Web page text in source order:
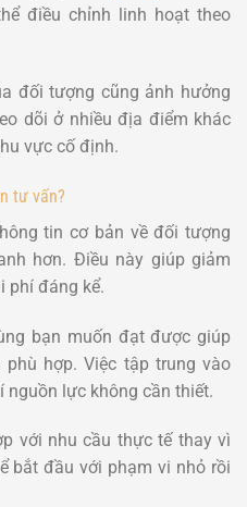
điều chỉnh linh hoạt theo
đối tượng cũng ảnh hưởng
dõi ở nhiều địa điểm khác
vực cố định.
tư vấn?
tin cơ bản về đối tượng
hơn. Điều này giúp giảm
phí đáng kể.
bạn muốn đạt được giúp
hợp. Việc tập trung vào
nguồn lực không cần thiết.
với nhu cầu thực tế thay vì
bắt đầu với phạm vi nhỏ rồi